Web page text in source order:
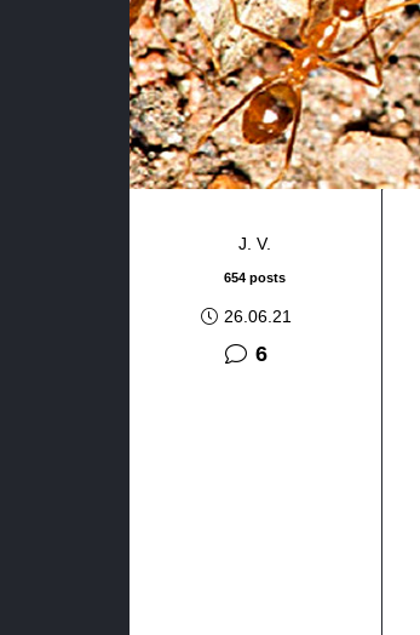
J. V.
654 posts
26.06.21
6komentara